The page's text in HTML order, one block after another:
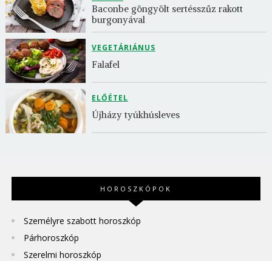
Baconbe göngyölt sertésszűz rakott
burgonyával
VEGETÁRIÁNUS
Falafel
ELŐÉTEL
Újházy tyúkhúsleves
HOROSZKÓPOK
Személyre szabott horoszkóp
Párhoroszkóp
Szerelmi horoszkóp